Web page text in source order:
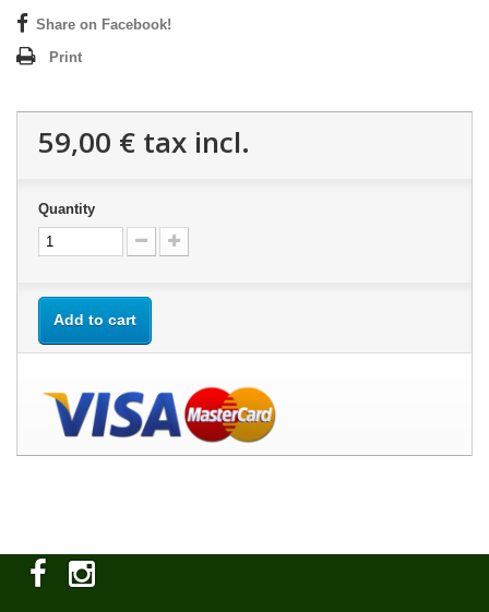
Share on Facebook!
Print
59,00 € tax incl.
Quantity
Add to cart